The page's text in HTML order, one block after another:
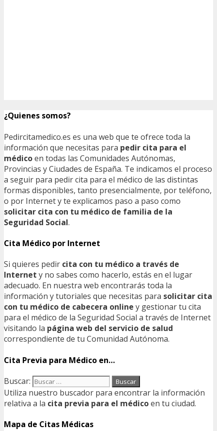
¿Quienes somos?
Pedircitamedico.es es una web que te ofrece toda la
información que necesitas para pedir cita para el
médicoen todas las Comunidades Autónomas,
Provincias y Ciudades de España. Te indicamos el proceso
a seguir para pedir cita para el médico de las distintas
formas disponibles, tanto presencialmente, por teléfono,
o por Internet y te explicamos paso a paso como
solicitar cita con tu médico de familia de la
Seguridad Social.
Cita Médico por Internet
Si quieres pedir cita con tu médico a través de
Internet y no sabes como hacerlo, estás en el lugar
adecuado. En nuestra web encontrarás toda la
información y tutoriales que necesitas para solicitar cita
con tu médico de cabecera online y gestionar tu cita
para el médico de la Seguridad Social a través de Internet
visitando la página web del servicio de salud
correspondiente de tu Comunidad Autónoma.
Cita Previa para Médico en…
Buscar:
Utiliza nuestro buscador para encontrar la información
relativa a la cita previa para el médicoen tu ciudad.
Mapa de Citas Médicas